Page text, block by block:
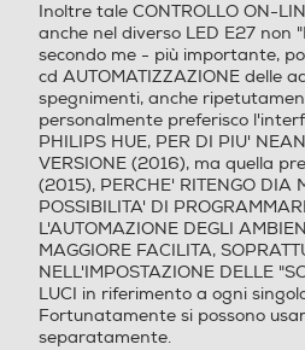
Inoltre tale CONTROLLO ON-
anche nel diverso LED E27 non
secondo me - più importante,
cd AUTOMATIZZAZIONE delle
spegnimenti, anche
personalmente preferisco
PHILIPS HUE, PER DI PIU'
VERSIONE (2016), ma quella
(2015), PERCHE' RITENGO DIA
POSSIBILITA' DI
L'AUTOMAZIONE DEGLI
MAGGIORE FACILITA,
NELL'IMPOSTAZIONE DELLE
LUCI in riferimento a ogni
Fortunatamente si possono
separatamente.